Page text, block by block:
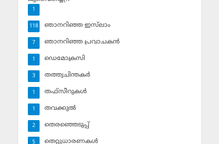
1
ഞാനറിഞ്ഞ ഇസ്‌ലാം
118
ഞാനറിഞ്ഞ പ്രവാചകന്‍
7
ഡെമോക്രസി
1
തത്ത്വചിന്തകര്‍
3
തഫ്‌സീറുകള്‍
1
തവക്കുല്‍
1
തെരഞ്ഞെടുപ്പ്
2
തെറ്റുധാരണകള്‍
5